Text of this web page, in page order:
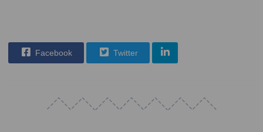
Facebook Twitter